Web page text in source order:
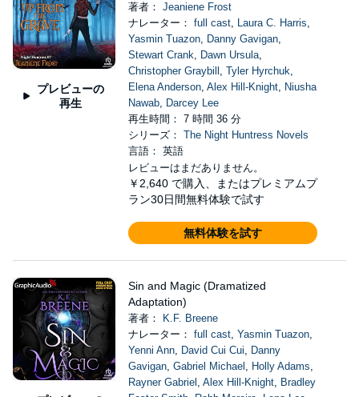
プレビューの
再生
著者： Jeaniene Frost
ナレーター： full cast, Laura C. Harris,
Yasmin Tuazon, Danny Gavigan,
Stewart Crank, Dawn Ursula,
Christopher Graybill , Tyler Hyrchuk,
Elena Anderson, Alex Hill-Knight, Niusha
Nawab, Darcey Lee
再生時間： 7 時間 36 分
シリーズ： The Night Huntress Novels
言語： 英語
レビューはまだありません。
￥2,640 で購入、またはプレミアムプ
ラン30日間無料体験で試す
無料体験を試す
Sin and Magic (Dramatized
Adaptation)
著者：
K.F. Breene
ナレーター： full cast, Yasmin Tuazon,
Yenni Ann, David Cui Cui, Danny
Gavigan, Gabriel Michael , Holly Adams,
Rayner Gabriel , Alex Hill-Knight, Bradley